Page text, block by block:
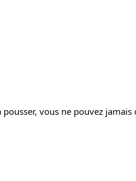
pousser, vous ne pouvez